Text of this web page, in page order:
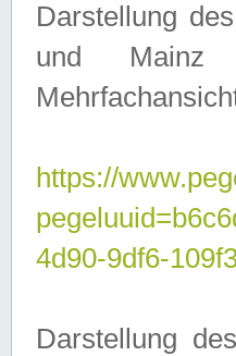
Darstellung
und Mainz
https://
4d90-9df6-
Darstellung